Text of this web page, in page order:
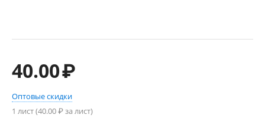
40.00₽
Оптовые скидки
1 лист (40.00₽ за лист)